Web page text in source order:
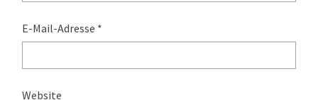
E-Mail-Adresse *
Website